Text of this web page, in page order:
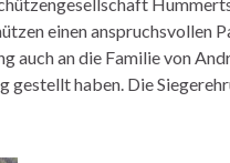
einen anspruchsvollen
auch an die Familie von
haben. Die